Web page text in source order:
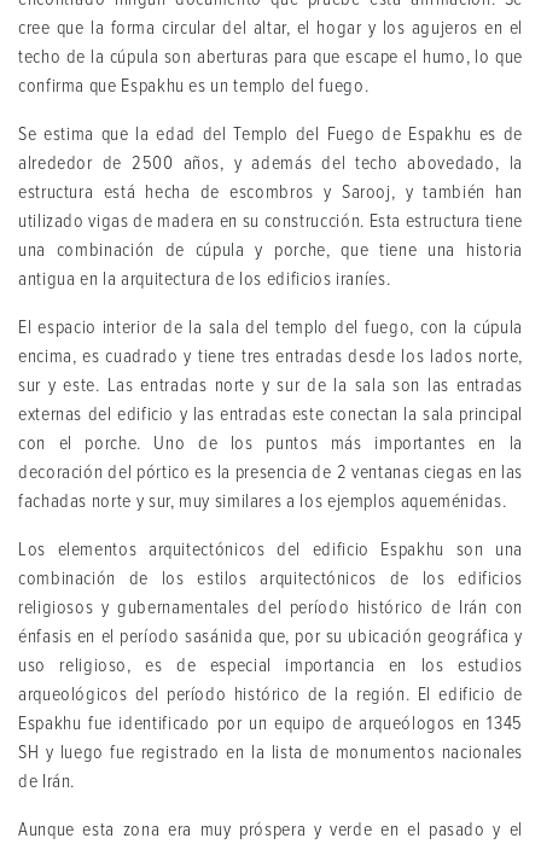
cree que la forma circular del altar, el hogar y los agujeros en el
techo de la cúpula son aberturas para que escape el humo, lo que
confirma que Espakhu es un templo del fuego.
Se estima que la edad del Templo del Fuego de Espakhu es de
alrededor de 2500 años, y además del techo abovedado, la
estructura está hecha de escombros y Sarooj, y también han
utilizado vigas de madera en su construcción. Esta estructura tiene
una combinación de cúpula y porche, que tiene una historia
antigua en la arquitectura de los edificios iraníes.
El espacio interior de la sala del templo del fuego, con la cúpula
encima, es cuadrado y tiene tres entradas desde los lados norte,
sur y este. Las entradas norte y sur de la sala son las entradas
externas del edificio y las entradas este conectan la sala principal
con el porche. Uno de los puntos más importantes en la
decoración del pórtico es la presencia de 2 ventanas ciegas en las
fachadas norte y sur, muy similares a los ejemplos aqueménidas.
Los elementos arquitectónicos del edificio Espakhu son una
combinación de los estilos arquitectónicos de los edificios
religiosos y gubernamentales del período histórico de Irán con
énfasis en el período sasánida que, por su ubicación geográfica y
uso religioso, es de especial importancia en los estudios
arqueológicos del período histórico de la región. El edificio de
Espakhu fue identificado por un equipo de arqueólogos en 1345
SH y luego fue registrado en la lista de monumentos nacionales
de Irán.
Aunque esta zona era muy próspera y verde en el pasado y el